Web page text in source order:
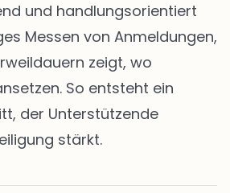
und handlungsorientiert
Messen von Anmeldungen,
zeigt, wo
So entsteht ein
der Unterstützende
stärkt.